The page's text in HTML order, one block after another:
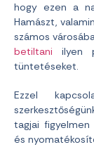
hogy ezen a
Hamászt,
számos
betiltani ilyen
tüntetéseket.
Ezzel
tagjai
és